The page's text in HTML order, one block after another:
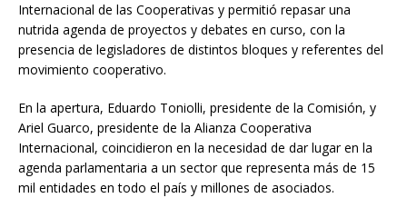
Internacional de las Cooperativas y permitió repasar una
nutrida agenda de proyectos y debates en curso, con la
presencia de legisladores de distintos bloques y referentes del
movimiento cooperativo.
En la apertura, Eduardo Toniolli, presidente de la Comisión, y
Ariel Guarco, presidente de la Alianza Cooperativa
Internacional, coincidieron en la necesidad de dar lugar en la
agenda parlamentaria a un sector que representa más de 15
mil entidades en todo el país y millones de asociados.